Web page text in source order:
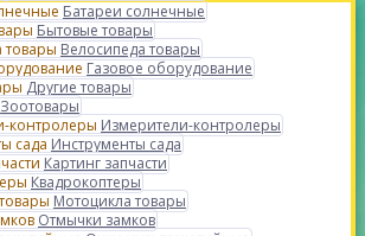
Батареи солнечные
Бытовые товары
Велосипеда товары
Газовое оборудование
Другие товары
Зоотовары
Измерители-контролеры
Инструменты сада
Картинг запчасти
Квадрокоптеры
Мотоцикла товары
Отмычки замков